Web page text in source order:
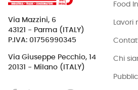
Via Mazzini, 6
43121 - Parma (ITALY)
P.IVA: 01756990345
Via Giuseppe Pecchio, 14
20131 - Milano (ITALY)
Food
Lavori
Chi